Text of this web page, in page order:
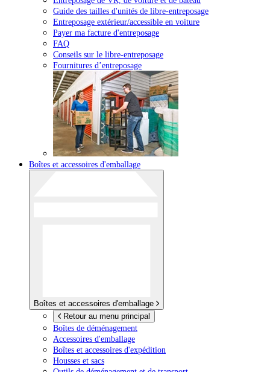
Guide des tailles d'unités de libre-entreposage
Entreposage extérieur/accessible en voiture
Payer ma facture d'entreposage
FAQ
Conseils sur le libre-entreposage
Fournitures d’entreposage
Boîtes et accessoires d'emballage
Boîtes et accessoires d'emballage
Retour au menu principal
Boîtes de déménagement
Accessoires d'emballage
Boîtes et accessoires d'expédition
Housses et sacs